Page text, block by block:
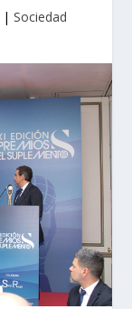
| Sociedad